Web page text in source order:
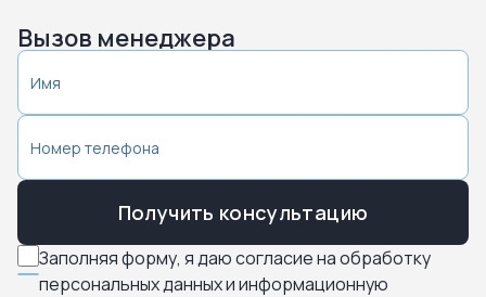
Вызов менеджера
Заполняя форму, я даю согласие на обработку
персональных данных и информационную
Получить консультацию